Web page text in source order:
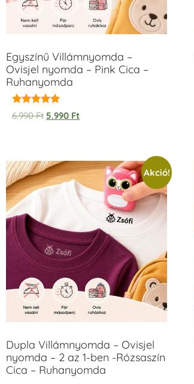
Egyszínű Villámnyomda –
Ovisjel nyomda – Pink Cica –
Ruhanyomda
Értékelés:
5.00
6.990Ft 5.990 Ft
Akció!
Dupla Villámnyomda – Ovisjel
nyomda – 2 az 1-ben -Rózsaszín
Cica – Ruhanyomda